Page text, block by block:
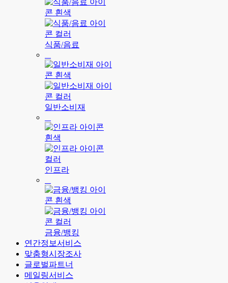
식품/음료
일반소비재
인프라
금융/뱅킹
연간정보서비스
맞춤형시장조사
글로벌파트너
메일링서비스